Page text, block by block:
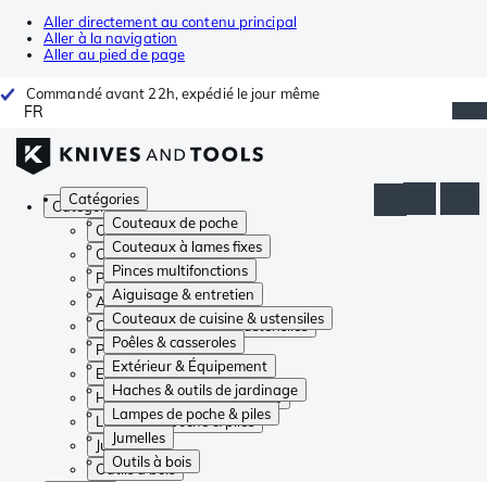
Aller directement au contenu principal
Aller à la navigation
Aller au pied de page
Commandé avant 22h, expédié le jour même
FR
Catégories
Couteaux de poche
Couteaux à lames fixes
Pinces multifonctions
Aiguisage & entretien
Couteaux de cuisine & ustensiles
Poêles & casseroles
Extérieur & Équipement
Haches & outils de jardinage
Lampes de poche & piles
Jumelles
Outils à bois
Catégories
Couteaux de poche
Couteaux à lames fixes
Pinces multifonctions
Aiguisage & entretien
Couteaux de cuisine & ustensiles
Poêles & casseroles
Extérieur & Équipement
Haches & outils de jardinage
Lampes de poche & piles
Jumelles
Outils à bois